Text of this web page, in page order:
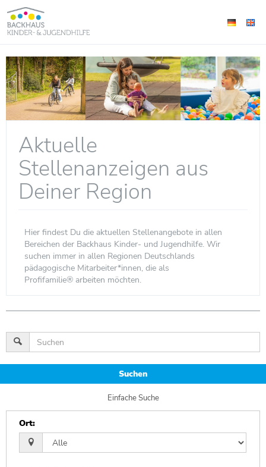
Aktuelle
Stellenanzeigen aus
Deiner Region
Hier findest Du die aktuellen Stellenangebote in allen
Bereichen der Backhaus Kinder- und Jugendhilfe. Wir
suchen immer in allen Regionen Deutschlands
pädagogische Mitarbeiter*innen, die als
Profifamilie® arbeiten möchten.
Suchen
Einfache Suche
Ort: